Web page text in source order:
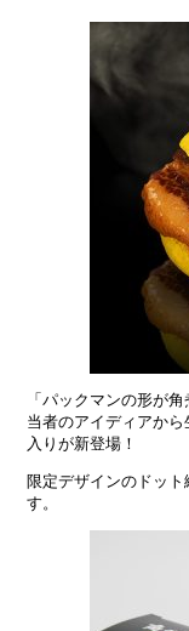
「パックマンの形が
当者のアイディアか
入りが新登場！
限定デザインのドッ
す。